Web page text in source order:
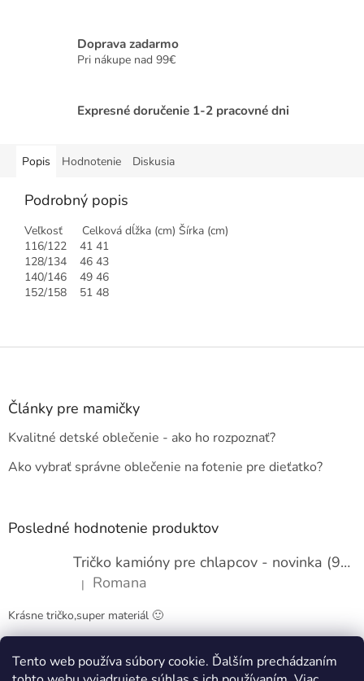
Tento web používa súbory cookie. Ďalším prechádzaním
Doprava zadarmo
Pri nákupe nad 99€
Expresné doručenie 1-2 pracovné dni
Popis Hodnotenie Diskusia
Podrobný popis
Veľkosť Celková dĺžka (cm) Šírka (cm)
116/122 41 41
128/134 46 43
140/146 49 46
152/158 51 48
Z
Články pre mamičky
Kvalitné detské oblečenie - ako ho rozpoznať?
Ako vybrať správne oblečenie na fotenie pre dieťatko?
Posledné hodnotenie produktov
Tričko kamióny pre chlapcov - novinka (98-134)
Hodnotenie produktu je 5 z 5 hviezdičiek.
| Romana
Krásne tričko,super materiál 🙂
Obchodné podmienky Kontakty